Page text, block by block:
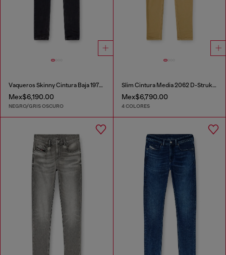
Vaqueros Skinny Cintura Baja 1979 Sleenker
Mex$6,190.00
NEGRO/GRIS OSCURO
Slim Cintura Media 2062 D-Strukt Joggjeans®
Mex$6,790.00
4 COLORES